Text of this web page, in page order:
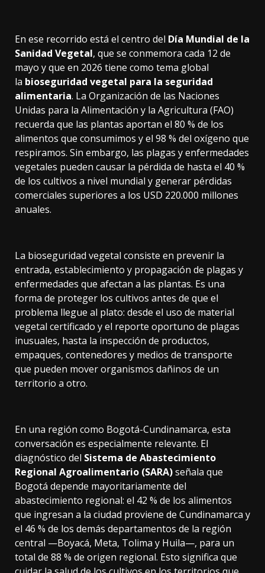
En ese recorrido está el centro del Día Mundial de la
Sanidad Vegetal, que se conmemora cada 12 de
mayo y que en 2026 tiene como tema global
la bioseguridad vegetal para la seguridad
alimentaria. La Organización de las Naciones
Unidas para la Alimentación y la Agricultura (FAO)
recuerda que las plantas aportan el 80 % de los
alimentos que consumimos y el 98 % del oxígeno que
respiramos. Sin embargo, las plagas y enfermedades
vegetales pueden causar la pérdida de hasta el 40 %
de los cultivos a nivel mundial y generar pérdidas
comerciales superiores a los USD 220.000 millones
anuales.
La bioseguridad vegetal consiste en prevenir la
entrada, establecimiento y propagación de plagas y
enfermedades que afectan a las plantas. Es una
forma de proteger los cultivos antes de que el
problema llegue al plato: desde el uso de material
vegetal certificado y el reporte oportuno de plagas
inusuales, hasta la inspección de productos,
empaques, contenedores y medios de transporte
que pueden mover organismos dañinos de un
territorio a otro.
En una región como Bogotá-Cundinamarca, esta
conversación es especialmente relevante. El
diagnóstico del Sistema de Abastecimiento
Regional Agroalimentario (SARA)señala que
Bogotá depende mayoritariamente del
abastecimiento regional: el 42 % de los alimentos
que ingresan a la ciudad proviene de Cundinamarca y
el 46 % de los demás departamentos de la región
central —Boyacá, Meta, Tolima y Huila—, para un
total de 88 % de origen regional. Esto significa que